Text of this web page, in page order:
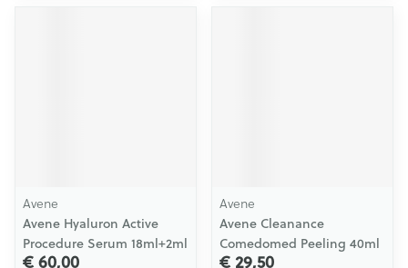
Avene
Avene Hyaluron Active
Procedure Serum 18ml+2ml
€ 60,00
Avene
Avene Cleanance
Comedomed Peeling 40ml
€ 29,50